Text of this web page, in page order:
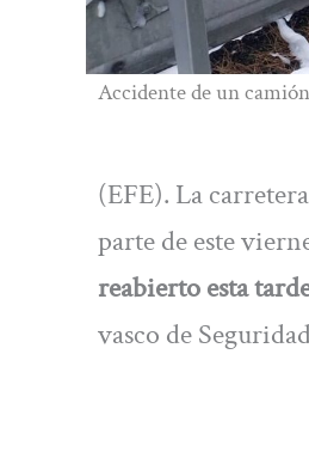
Accidente de un
(EFE). La carretera
parte de este
reabierto esta
vasco de